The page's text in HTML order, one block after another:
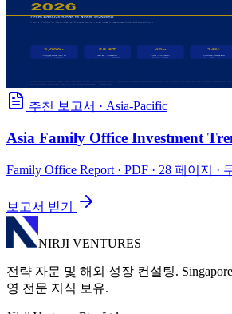
추천 보고서 · Asia-Pacific
Asia Family Office Investment
Family Office Report · PDF · 28 페이지 ·
보고서 받기
NIRJI VENTURES
전략 자문 및 해외 성장 컨설팅.
영 전문 지식 보유.